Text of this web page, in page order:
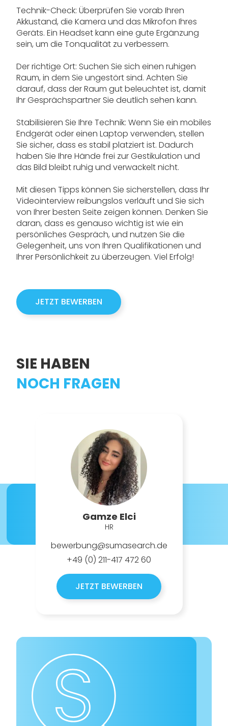
Technik-Check: Überprüfen Sie vorab Ihren
Akkustand, die Kamera und das Mikrofon Ihres
Geräts. Ein Headset kann eine gute Ergänzung
sein, um die Tonqualität zu verbessern.
Der richtige Ort: Suchen Sie sich einen ruhigen
Raum, in dem Sie ungestört sind. Achten Sie
darauf, dass der Raum gut beleuchtet ist, damit
Ihr Gesprächspartner Sie deutlich sehen kann.
Stabilisieren Sie Ihre Technik: Wenn Sie ein mobiles
Endgerät oder einen Laptop verwenden, stellen
Sie sicher, dass es stabil platziert ist. Dadurch
haben Sie Ihre Hände frei zur Gestikulation und
das Bild bleibt ruhig und verwackelt nicht.
Mit diesen Tipps können Sie sicherstellen, dass Ihr
Videointerview reibungslos verläuft und Sie sich
von Ihrer besten Seite zeigen können. Denken Sie
daran, dass es genauso wichtig ist wie ein
persönliches Gespräch, und nutzen Sie die
Gelegenheit, uns von Ihren Qualifikationen und
Ihrer Persönlichkeit zu überzeugen. Viel Erfolg!
JETZT BEWERBEN
SIE HABEN
NOCH FRAGEN
Gamze Elci
HR
bewerbung@sumasearch.de
+49 (0) 211-417 472 60
JETZT BEWERBEN